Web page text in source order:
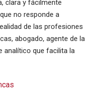
clara y fácilmente
no responde a
de las profesiones
abogado, agente de la
analítico que facilita la